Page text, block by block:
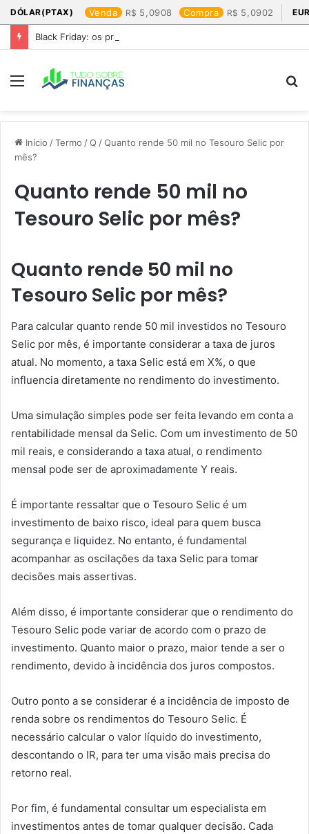
DÓLAR(PTAX) Venda 5,0908 Compra 5,0902
Black Friday: os produtos que mais valem a pena
Menu
Início /Termo /Q /Quanto rende 50 mil no Tesouro Selic por
mês?
Quanto rende 50 mil no
Tesouro Selic por mês?
Quanto rende 50 mil no
Tesouro Selic por mês?
Para calcular quanto rende 50 mil investidos no Tesouro
Selic por mês, é importante considerar a taxa de juros
atual. No momento, a taxa Selic está em X%, o que
influencia diretamente no rendimento do investimento.
Uma simulação simples pode ser feita levando em conta a
rentabilidade mensal da Selic. Com um investimento de 50
mil reais, e considerando a taxa atual, o rendimento
mensal pode ser de aproximadamente Y reais.
É importante ressaltar que o Tesouro Selic é um
investimento de baixo risco, ideal para quem busca
segurança e liquidez. No entanto, é fundamental
acompanhar as oscilações da taxa Selic para tomar
decisões mais assertivas.
Além disso, é importante considerar que o rendimento do
Tesouro Selic pode variar de acordo com o prazo de
investimento. Quanto maior o prazo, maior tende a ser o
rendimento, devido à incidência dos juros compostos.
Outro ponto a se considerar é a incidência de imposto de
renda sobre os rendimentos do Tesouro Selic. É
necessário calcular o valor líquido do investimento,
descontando o IR, para ter uma visão mais precisa do
retorno real.
Por fim, é fundamental consultar um especialista em
investimentos antes de tomar qualquer decisão. Cada